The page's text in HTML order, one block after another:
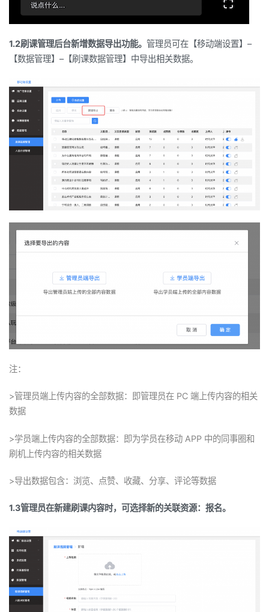
1.2刷课管理后台新增数据导出功能。 管理员可在【移动端设置】 –
【数据管理】 –【刷课数据管理】中导出相关数据。
注：
>管理员端上传内容的全部数据：即管理员在 PC 端上传内容的相关
数据
>学员端上传内容的全部数据：即为学员在移动 APP 中的同事圈和
刷机上传内容的相关数据
>导出数据包含：浏览、点赞、收藏、分享、评论等数据
1.3管理员在新建刷课内容时，可选择新的关联资源：报名。